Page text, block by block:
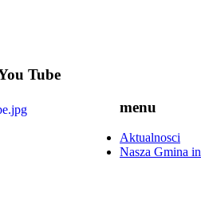
Tube
menu
Aktualnosci
Nasza Gmina